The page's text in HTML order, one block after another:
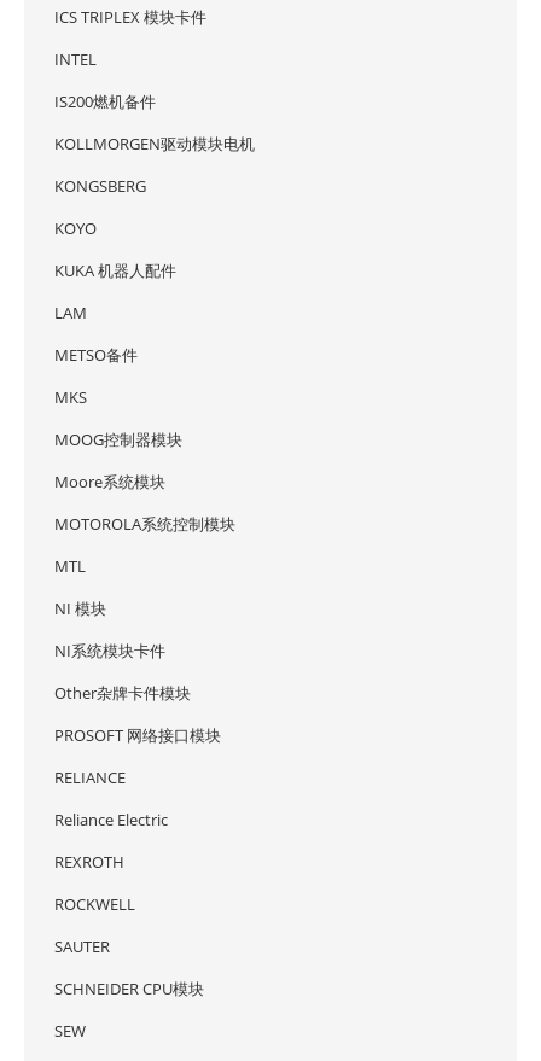
ICS TRIPLEX 模块卡件
INTEL
IS200燃机备件
KOLLMORGEN驱动模块电机
KONGSBERG
KOYO
KUKA 机器人配件
LAM
METSO备件
MKS
MOOG控制器模块
Moore系统模块
MOTOROLA系统控制模块
MTL
NI 模块
NI系统模块卡件
Other杂牌卡件模块
PROSOFT 网络接口模块
RELIANCE
Reliance Electric
REXROTH
ROCKWELL
SAUTER
SCHNEIDER CPU模块
SEW